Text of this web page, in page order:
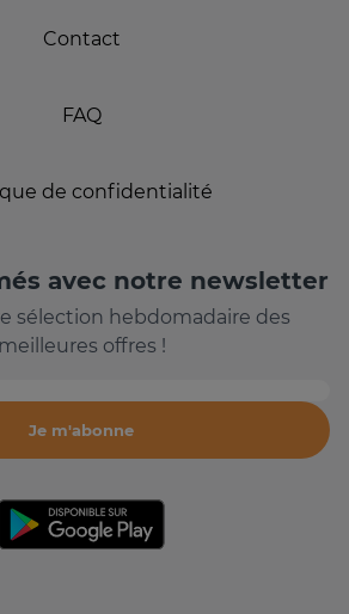
Contact
FAQ
de confidentialité
avec notre newsletter
sélection hebdomadaire des
meilleures offres !
Je m'abonne